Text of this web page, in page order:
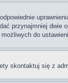
przynajmniej
do
skontaktuj się z